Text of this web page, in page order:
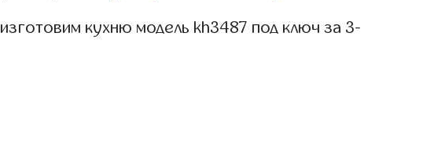
изготовим кухню модель kh3487 под ключ за 3-